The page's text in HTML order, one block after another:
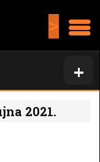
>
+
2021.